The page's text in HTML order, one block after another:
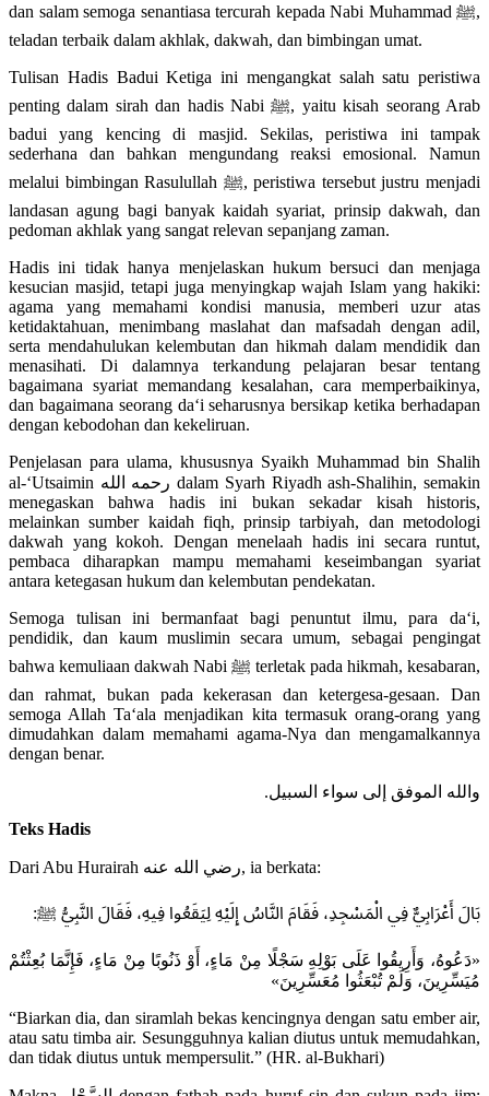
dan salam semoga senantiasa tercurah kepada Nabi Muhammad ﷺ,
teladan terbaik dalam akhlak, dakwah, dan bimbingan umat.
Tulisan Hadis Badui Ketiga ini mengangkat salah satu peristiwa
penting dalam sirah dan hadis Nabi ﷺ, yaitu kisah seorang Arab
badui yang kencing di masjid. Sekilas, peristiwa ini tampak
sederhana dan bahkan mengundang reaksi emosional. Namun
melalui bimbingan Rasulullah ﷺ, peristiwa tersebut justru menjadi
landasan agung bagi banyak kaidah syariat, prinsip dakwah, dan
pedoman akhlak yang sangat relevan sepanjang zaman.
Hadis ini tidak hanya menjelaskan hukum bersuci dan menjaga
kesucian masjid, tetapi juga menyingkap wajah Islam yang hakiki:
agama yang memahami kondisi manusia, memberi uzur atas
ketidaktahuan, menimbang maslahat dan mafsadah dengan adil,
serta mendahulukan kelembutan dan hikmah dalam mendidik dan
menasihati. Di dalamnya terkandung pelajaran besar tentang
bagaimana syariat memandang kesalahan, cara memperbaikinya,
dan bagaimana seorang da‘i seharusnya bersikap ketika berhadapan
dengan kebodohan dan kekeliruan.
Penjelasan para ulama, khususnya Syaikh Muhammad bin Shalih
al-‘Utsaimin رحمه الله dalam Syarh Riyadh ash-Shalihin, semakin
menegaskan bahwa hadis ini bukan sekadar kisah historis,
melainkan sumber kaidah fiqh, prinsip tarbiyah, dan metodologi
dakwah yang kokoh. Dengan menelaah hadis ini secara runtut,
pembaca diharapkan mampu memahami keseimbangan syariat
antara ketegasan hukum dan kelembutan pendekatan.
Semoga tulisan ini bermanfaat bagi penuntut ilmu, para da‘i,
pendidik, dan kaum muslimin secara umum, sebagai pengingat
bahwa kemuliaan dakwah Nabi ﷺ terletak pada hikmah, kesabaran,
dan rahmat, bukan pada kekerasan dan ketergesa-gesaan. Dan
semoga Allah Ta‘ala menjadikan kita termasuk orang-orang yang
dimudahkan dalam memahami agama-Nya dan mengamalkannya
dengan benar.
والله الموفق إلى سواء السبيل.
Teks Hadis
Dari Abu Hurairah رضي الله عنه, ia berkata:
بَالَ أَعْرَابِيٌّ فِي الْمَسْجِدِ، فَقَامَ النَّاسُ إِلَيْهِ لِيَقَعُوا فِيهِ، فَقَالَ النَّبِيُّ ﷺ:
«دَعُوهُ، وَأَرِيقُوا عَلَى بَوْلِهِ سَجْلًا مِنْ مَاءٍ، أَوْ ذَنُوبًا مِنْ مَاءٍ، فَإِنَّمَا بُعِثْتُمْ
مُيَسِّرِينَ، وَلَمْ تُبْعَثُوا مُعَسِّرِينَ»
“Biarkan dia, dan siramlah bekas kencingnya dengan satu ember air,
atau satu timba air. Sesungguhnya kalian diutus untuk memudahkan,
dan tidak diutus untuk mempersulit.” (HR. al-Bukhari)